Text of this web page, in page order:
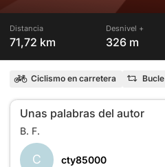
Distancia
71,72 km
Desnivel +
326 m
Ciclismo en carretera Bucle
Unas palabras del autor
C cty85000